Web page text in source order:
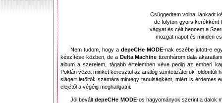
Csüggedtem volna, lankadt
de folyton-gyors kerékként
vágyat és célt bennem a
mozgat napot és minden
Nem tudom, hogy a depeCHe MODE-nak eszébe jutott-e
készítése közben, de a Delta Machine tizenhárom dala
album a szerelem, tágabb értelemben véve pedig az emberi
Poklán vezet minket keresztül az analóg szintetizátorok földöntúli
slágert letöltők számára mintegy tanulságként, miért is érdemes
elejétől a végéig meghallgatni.
Jól beváltdepeCHe MODE-os hagyományok szerint a dalok